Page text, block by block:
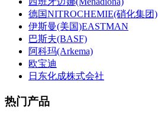
德国NITROCHEMIE(硝化集团)
伊斯曼(美国)EASTMAN
巴斯夫(BASF)
阿科玛(Arkema)
欧宝迪
日东化成株式会社
热门产品